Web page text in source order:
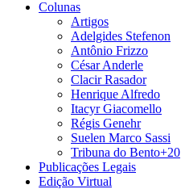
Colunas
Artigos
Adelgides Stefenon
Antônio Frizzo
César Anderle
Clacir Rasador
Henrique Alfredo
Itacyr Giacomello
Régis Genehr
Suelen Marco Sassi
Tribuna do Bento+20
Publicações Legais
Edição Virtual